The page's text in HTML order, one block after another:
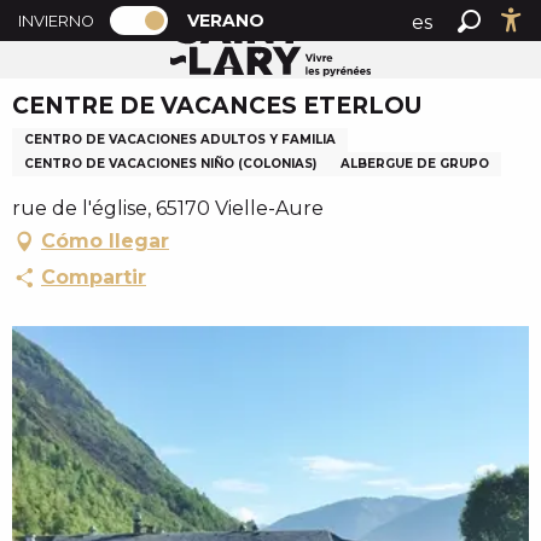
A
l
e
r
a
c
o
n
e
n
u
p
r
i
n
PAGE D’ACCUEIL ACTUELLE ÉTÉ : PASSER EN MODE
INVIERNO PAGE D’ACCUEIL ACTUELLE ÉTÉ :
VERANO
es
en
Buscar
Accueil verano CENTRE DE VACANCES ETERLOU
CENTRE DE VACANCES ETERLOU
CENTRO DE VACACIONES ADULTOS Y FAMILIA
CENTRO DE VACACIONES NIÑO (COLONIAS)
ALBERGUE DE GRUPO
rue de l'église, 65170 Vielle-Aure
Cómo llegar
Compartir